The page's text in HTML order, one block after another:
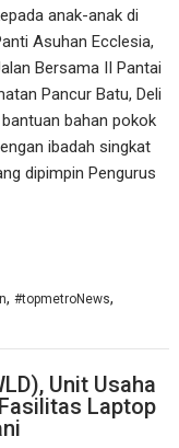
anak-anak di
Asuhan Ecclesia,
Bersama II Pantai
Pancur Batu, Deli
bahan pokok
ibadah singkat
dipimpin Pengurus
,#topmetroNews,
Unit Usaha
Laptop